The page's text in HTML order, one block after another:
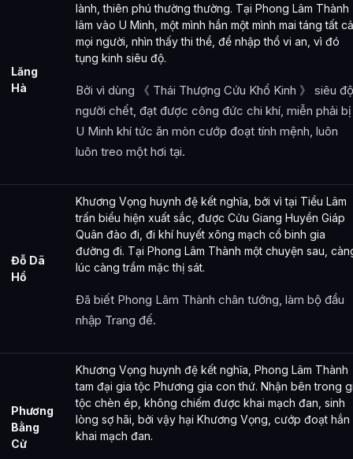
Lăng
Hà
lành, thiên phú thường thường. Tại Phong Lâm Thành
lâm vào U Minh, một mình hắn một mình mai táng tất cả
mọi người, nhìn thấy thi thể, để nhập thổ vi an, vì đó
tụng kinh siêu độ.
Bởi vì dùng 《 Thái Thượng Cứu Khổ Kinh 》 siêu độ
người chết, đạt được công đức chi khí, miễn phải bị
U Minh khí tức ăn mòn cướp đoạt tính mệnh, luôn
luôn treo một hơi tại.
Đỗ Dã
Hổ
Khương Vọng huynh đệ kết nghĩa, bởi vì tại Tiểu Lâm
trấn biểu hiện xuất sắc, được Cửu Giang Huyền Giáp
Quân đào đi, đi khí huyết xông mạch cổ binh gia
đường đi. Tại Phong Lâm Thành một chuyện sau,
lúc càng trầm mặc thị sát.
Đã biết Phong Lâm Thành chân tướng, làm bộ đầu
nhập Trang đế.
Phương
Bằng
Cử
Khương Vọng huynh đệ kết nghĩa, Phong Lâm Thành
tam đại gia tộc Phương gia con thứ. Nhận bên trong
tộc chèn ép, không chiếm được khai mạch đan, sinh
lòng sợ hãi, bởi vậy hại Khương Vọng, cướp đoạt hắn
khai mạch đan.